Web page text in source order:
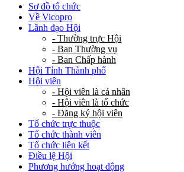
Sơ đồ tổ chức
Về Vicopro
Lãnh đạo Hội
- Thường trực Hội
- Ban Thường vụ
- Ban Chấp hành
Hội Tỉnh Thành phố
Hội viên
- Hội viên là cá nhân
- Hội viên là tổ chức
- Đăng ký hội viên
Tổ chức trực thuộc
Tổ chức thành viên
Tổ chức liên kết
Điều lệ Hội
Phương hướng hoạt động